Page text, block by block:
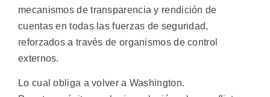
mecanismos de transparencia y rendición de
cuentas en todas las fuerzas de seguridad,
reforzados a través de organismos de control
externos.
Lo cual obliga a volver a Washington.